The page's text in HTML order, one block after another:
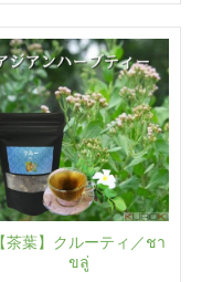
【茶葉】クルーティ／ชา
ขลู่